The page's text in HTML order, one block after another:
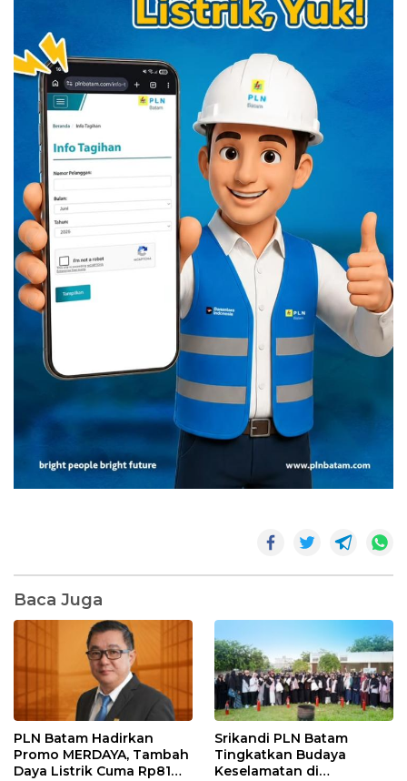
Baca Juga
PLN Batam Hadirkan
Promo MERDAYA, Tambah
Daya Listrik Cuma Rp81
Srikandi PLN Batam
Tingkatkan Budaya
Keselamatan di